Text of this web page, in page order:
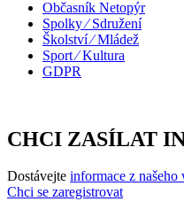
Občasník Netopýr
Spolky ⁄ Sdružení
Školství ⁄ Mládež
Sport ⁄ Kultura
GDPR
CHCI ZASÍLAT
Dostávejte informace z našeho
Chci se zaregistrovat